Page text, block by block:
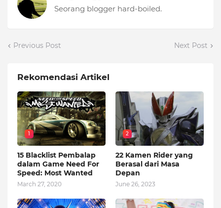
Seorang blogger hard-boiled.
Previous Post Next Post
Rekomendasi Artikel
1
15 Blacklist Pembalap
dalam Game Need For
Speed: Most Wanted
March 27, 2020
2
22 Kamen Rider yang
Berasal dari Masa
Depan
June 26, 2023